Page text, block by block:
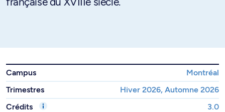
Campus
Montréal
Trimestres
Hiver 2026, Automne 2026
Crédits
3.0